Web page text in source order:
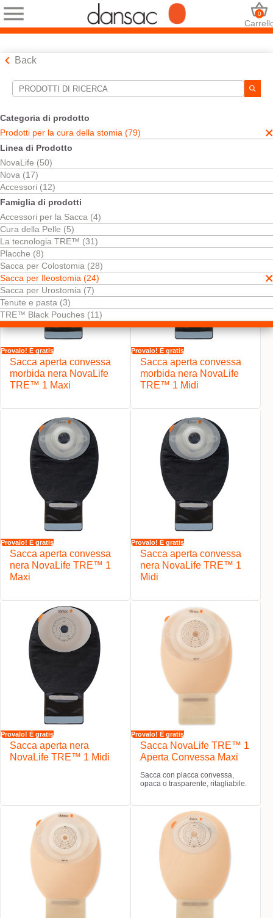
0
Back
Categoria di prodotto
Prodotti per la cura della stomia (79)
Linea di Prodotto
NovaLife (50)
Nova (17)
Accessori (12)
Famiglia di prodotti
Accessori per la Sacca (4)
Cura della Pelle (5)
La tecnologia TRE™ (31)
Placche (8)
Sacca per Colostomia (28)
Sacca per Ileostomia (24)
Sacca per Urostomia (7)
Tenute e pasta (3)
TRE™ Black Pouches (11)
Strumenti di ricerca
Le tue selezioni:
Prodotti per la cura della stomia
Sacca per Ileostomia
Ordina per:
Provalo! È gratis
Sacca aperta convessa
morbida nera NovaLife
TRE™ 1 Maxi
Provalo! È gratis
Sacca aperta convessa
morbida nera NovaLife
TRE™ 1 Midi
Provalo! È gratis
Sacca aperta convessa
nera NovaLife TRE™ 1
Maxi
Provalo! È gratis
Sacca aperta convessa
nera NovaLife TRE™ 1
Midi
Provalo! È gratis
Sacca aperta nera
NovaLife TRE™ 1 Midi
Provalo! È gratis
Sacca NovaLife TRE™ 1
Aperta Convessa Maxi
Sacca con placca convessa,
opaca o trasparente, ritagliabile.